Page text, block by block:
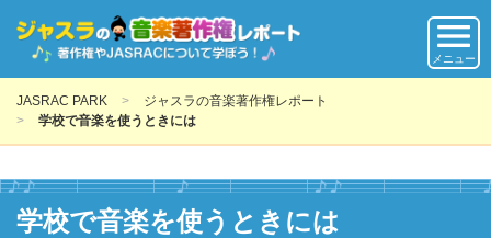
メニュー
JASRAC PARK
ジャスラの音楽著作権レポート
学校で音楽を使うときには
学校で音楽を使うときには